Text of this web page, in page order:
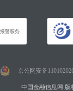
京公网安备
中国金融信息网 版